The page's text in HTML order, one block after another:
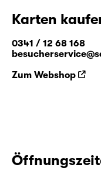
Karten
0341 / 12 68 168
Zum Webshop